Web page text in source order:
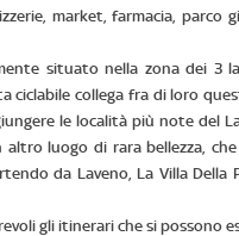
market, farmacia, parco
situato nella zona dei 3
ciclabile collega fra di loro
le località più note del
altro luogo di rara bellezza,
da Laveno, La Villa Della
gli itinerari che si possono